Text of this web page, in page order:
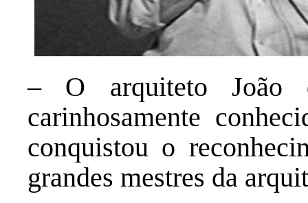
– O arquiteto João
carinhosamente
conquistou o
grandes mestres da